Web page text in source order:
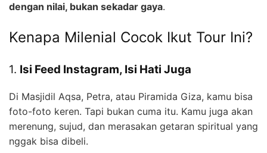
dengan nilai, bukan sekadar gaya.
Kenapa Milenial Cocok Ikut Tour Ini?
1. Isi Feed Instagram, Isi Hati Juga
Di Masjidil Aqsa, Petra, atau Piramida Giza, kamu bisa
foto-foto keren. Tapi bukan cuma itu. Kamu juga akan
merenung, sujud, dan merasakan getaran spiritual yang
nggak bisa dibeli.